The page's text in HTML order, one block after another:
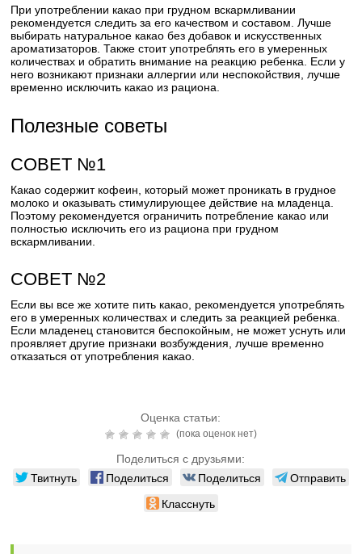
При употреблении какао при грудном вскармливании
рекомендуется следить за его качеством и составом. Лучше
выбирать натуральное какао без добавок и искусственных
ароматизаторов. Также стоит употреблять его в умеренных
количествах и обратить внимание на реакцию ребенка. Если у
него возникают признаки аллергии или неспокойствия, лучше
временно исключить какао из рациона.
Полезные советы
СОВЕТ №1
Какао содержит кофеин, который может проникать в грудное
молоко и оказывать стимулирующее действие на младенца.
Поэтому рекомендуется ограничить потребление какао или
полностью исключить его из рациона при грудном
вскармливании.
СОВЕТ №2
Если вы все же хотите пить какао, рекомендуется употреблять
его в умеренных количествах и следить за реакцией ребенка.
Если младенец становится беспокойным, не может уснуть или
проявляет другие признаки возбуждения, лучше временно
отказаться от употребления какао.
Оценка статьи:
(пока оценок нет)
Поделиться с друзьями:
Твитнуть Поделиться Поделиться
Отправить
Класснуть